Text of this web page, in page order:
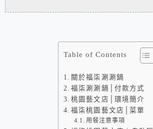
Table of Contents
關於福柒涮涮鍋
福柒涮涮鍋│付款方式
桃園藝文店│環境簡介
福柒桃園藝文店│菜單
用餐注意事項